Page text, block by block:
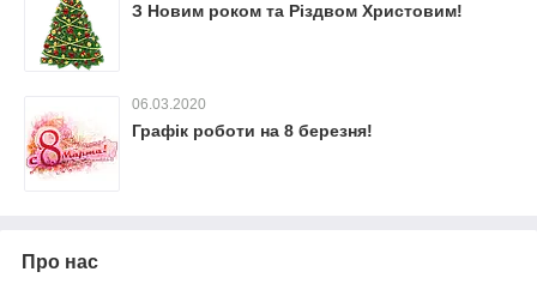
З Новим роком та Різдвом Христовим!
06.03.2020
Графік роботи на 8 березня!
Про нас